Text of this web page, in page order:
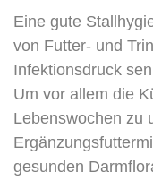
Eine gute
von Futter- und
Infektionsdruck
Um vor allem die
Lebenswochen zu
gesunden